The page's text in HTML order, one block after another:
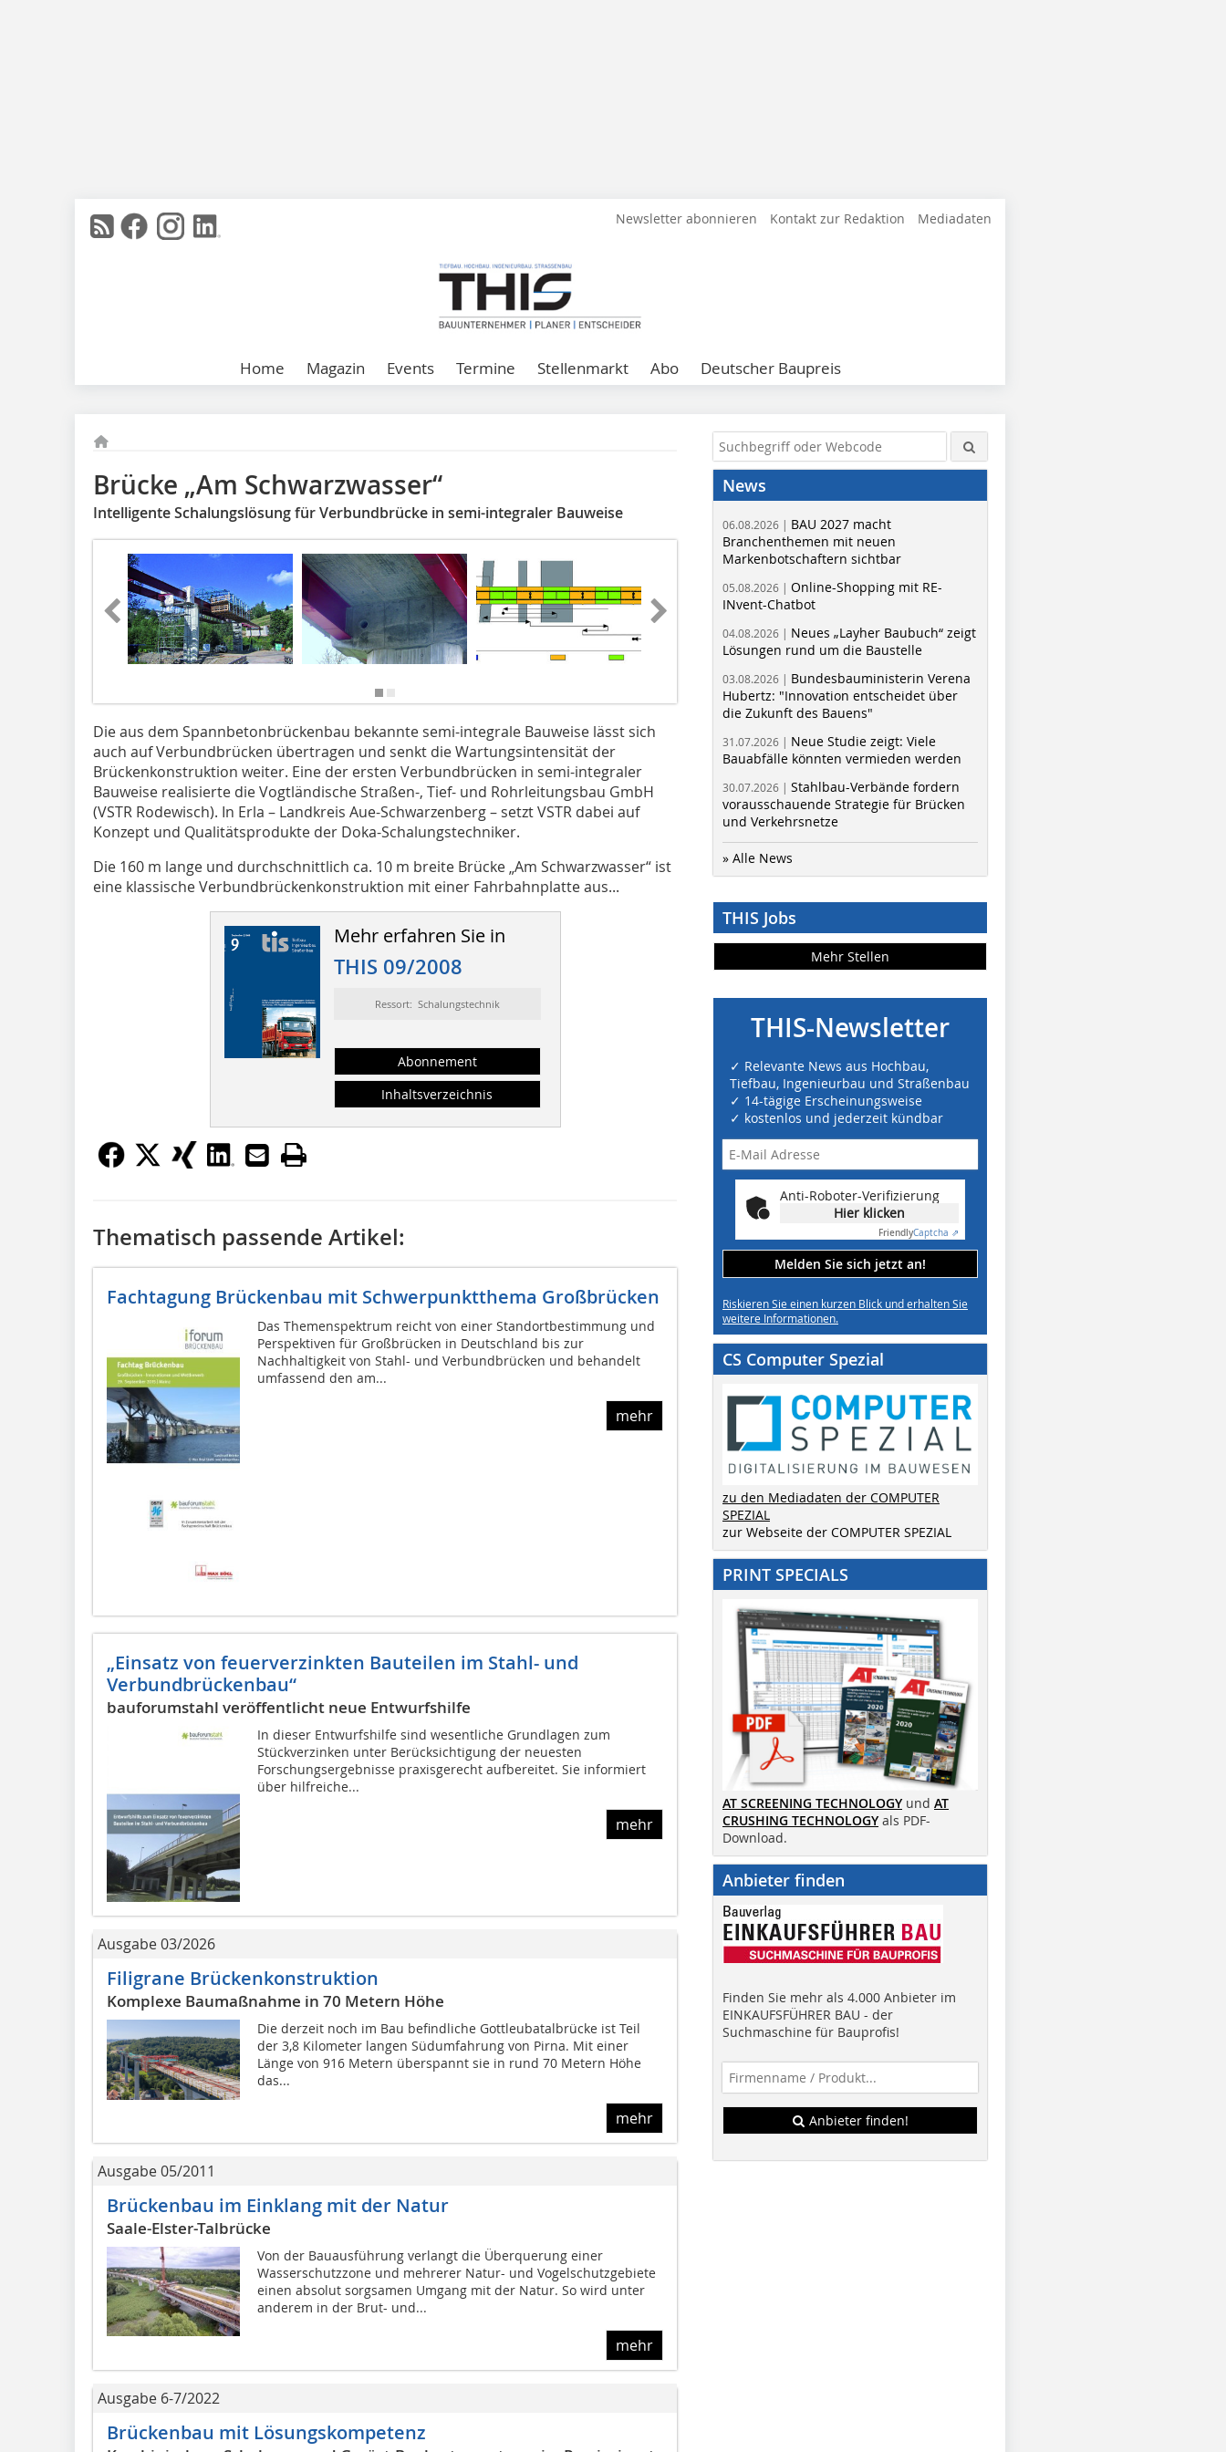
Newsletter abonnieren Kontakt zur Redaktion Mediadaten
Home Magazin Events Termine Stellenmarkt Abo Deutscher Baupreis
Brücke „Am Schwarzwasser“
Intelligente Schalungslösung für Verbundbrücke in semi-integraler Bauweise
Die aus dem Spannbetonbrückenbau bekannte semi-integrale Bauweise lässt sich
auch auf Verbundbrücken übertragen und senkt die Wartungsintensität der
Brückenkonstruktion weiter. Eine der ersten Verbundbrücken in semi-integraler
Bauweise realisierte die Vogtländische Straßen-, Tief- und Rohrleitungsbau GmbH
(VSTR Rodewisch). In Erla – Landkreis Aue-Schwarzenberg – setzt VSTR dabei auf
Konzept und Qualitätsprodukte der Doka-Schalungstechniker.
Die 160 m lange und durchschnittlich ca. 10 m breite Brücke „Am Schwarzwasser“ ist
eine klassische Verbundbrückenkonstruktion mit einer Fahrbahnplatte aus...
Mehr erfahren Sie in
THIS 09/2008
Ressort: Schalungstechnik
Abonnement
Inhaltsverzeichnis
Thematisch passende Artikel:
Fachtagung Brückenbau mit Schwerpunktthema Großbrücken
Das Themenspektrum reicht von einer Standortbestimmung und
Perspektiven für Großbrücken in Deutschland bis zur
Nachhaltigkeit von Stahl- und Verbundbrücken und behandelt
umfassend den am...
mehr
„Einsatz von feuerverzinkten Bauteilen im Stahl- und
Verbundbrückenbau“
bauforumstahl veröffentlicht neue Entwurfshilfe
In dieser Entwurfshilfe sind wesentliche Grundlagen zum
Stückverzinken unter Berücksichtigung der neuesten
Forschungsergebnisse praxisgerecht aufbereitet. Sie informiert
über hilfreiche...
mehr
Ausgabe 03/2026
Filigrane Brückenkonstruktion
Komplexe Baumaßnahme in 70 Metern Höhe
Die derzeit noch im Bau befindliche Gottleubatalbrücke ist Teil
der 3,8 Kilometer langen Südumfahrung von Pirna. Mit einer
Länge von 916 Metern überspannt sie in rund 70 Metern Höhe
das...
mehr
Ausgabe 05/2011
Brückenbau im Einklang mit der Natur
Saale-Elster-Talbrücke
Von der Bauausführung verlangt die Überquerung einer
Wasserschutzzone und mehrerer Natur- und Vogelschutzgebiete
einen absolut sorgsamen Umgang mit der Natur. So wird unter
anderem in der Brut- und...
mehr
Ausgabe 6-7/2022
Brückenbau mit Lösungskompetenz
News
06.08.2026 | BAU 2027 macht
Branchenthemen mit neuen
Markenbotschaftern sichtbar
05.08.2026 | Online-Shopping mit RE-
INvent-Chatbot
04.08.2026 | Neues „Layher Baubuch“ zeigt
Lösungen rund um die Baustelle
03.08.2026 | Bundesbauministerin Verena
Hubertz: "Innovation entscheidet über
die Zukunft des Bauens"
31.07.2026 | Neue Studie zeigt: Viele
Bauabfälle könnten vermieden werden
30.07.2026 | Stahlbau-Verbände fordern
vorausschauende Strategie für Brücken
und Verkehrsnetze
» Alle News
THIS Jobs
Mehr Stellen
THIS-Newsletter
✓ Relevante News aus Hochbau,
Tiefbau, Ingenieurbau und Straßenbau
✓ 14-tägige Erscheinungsweise
✓ kostenlos und jederzeit kündbar
Anti-Roboter-Verifizierung
Hier klicken
FriendlyCaptcha ⇗
Melden Sie sich jetzt an!
Riskieren Sie einen kurzen Blick und erhalten Sie
weitere Informationen.
CS Computer Spezial
zu den Mediadaten der COMPUTER
SPEZIAL
zur Webseite der COMPUTER SPEZIAL
PRINT SPECIALS
AT SCREENING TECHNOLOGY und AT
CRUSHING TECHNOLOGY als PDF-
Download.
Anbieter finden
Finden Sie mehr als 4.000 Anbieter im
EINKAUFSFÜHRER BAU - der
Suchmaschine für Bauprofis!
Anbieter finden!